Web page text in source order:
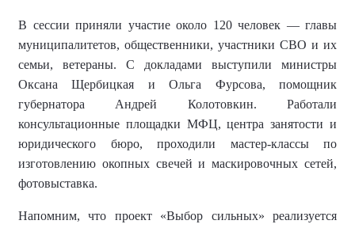
В сессии приняли участие около 120 человек — главы
муниципалитетов, общественники, участники СВО и их
семьи, ветераны. С докладами выступили министры
Оксана Щербицкая и Ольга Фурсова, помощник
губернатора Андрей Колотовкин. Работали
консультационные площадки МФЦ, центра занятости и
юридического бюро, проходили мастер-классы по
изготовлению окопных свечей и маскировочных сетей,
фотовыставка.
Напомним, что проект «Выбор сильных» реализуется